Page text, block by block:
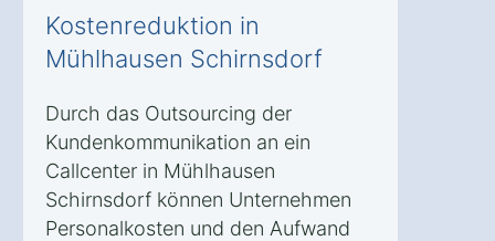
Kostenreduktion in
Mühlhausen Schirnsdorf
Durch das Outsourcing der
Kundenkommunikation an ein
Callcenter in Mühlhausen
Schirnsdorf können Unternehmen
Personalkosten und den Aufwand